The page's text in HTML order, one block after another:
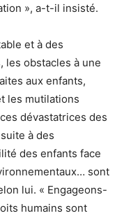
», a-t-il insisté.
et à des
les obstacles à une
aux enfants,
les mutilations
dévastatrices des
à des
des enfants face
sont
lui. « Engageons-
humains sont